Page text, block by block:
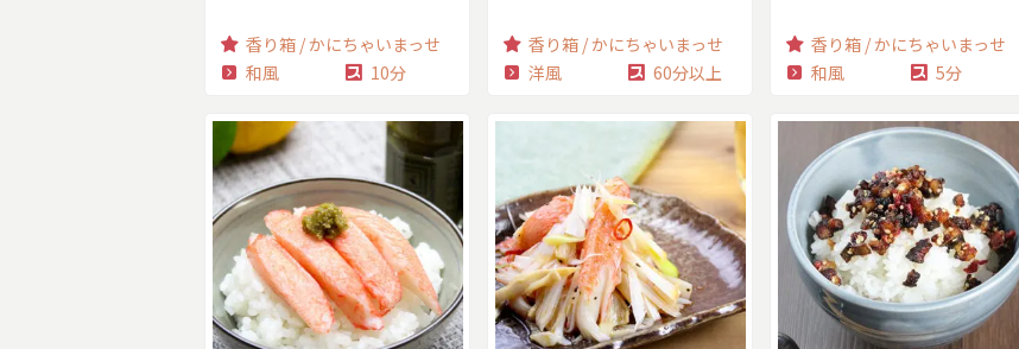
香り箱 / かにちゃいまっせ
和風
10分
香り箱 / かにちゃいまっせ
洋風
60分以上
香り箱 / かにちゃいまっせ
和風
5分